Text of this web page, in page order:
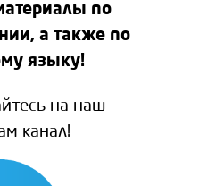
по
а также по
языку!
на наш
канал!